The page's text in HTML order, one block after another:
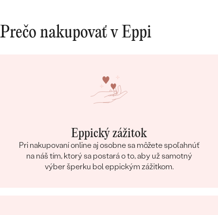
Prečo nakupovať v Eppi
Eppický zážitok
Pri nakupovaní online aj osobne sa môžete spoľahnúť
na náš tím, ktorý sa postará o to, aby už samotný
výber šperku bol eppickým zážitkom.